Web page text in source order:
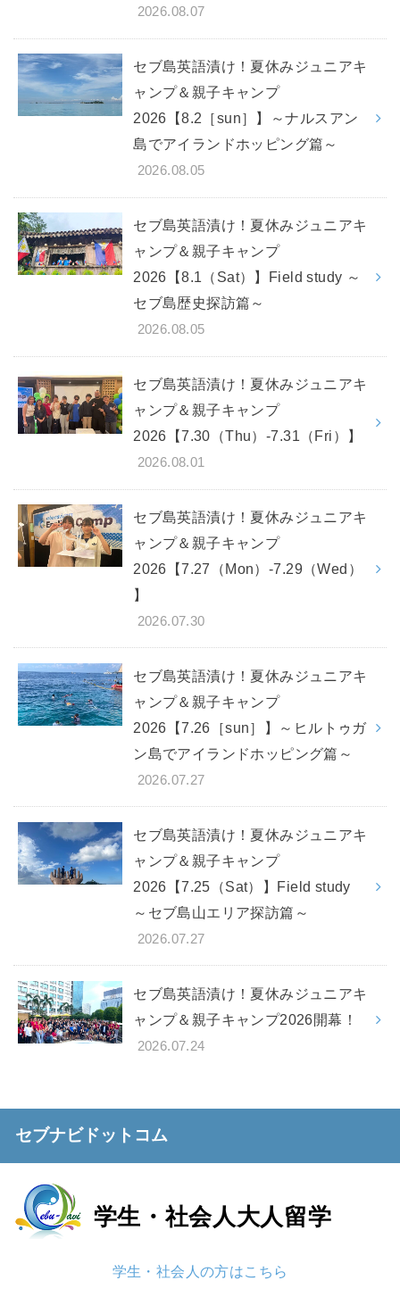
2026.08.07
セブ島英語漬け！夏休みジュニアキ
ャンプ＆親子キャンプ
2026【8.2［sun］】～ナルスアン
島でアイランドホッピング篇～
2026.08.05
セブ島英語漬け！夏休みジュニアキ
ャンプ＆親子キャンプ
2026【8.1（Sat）】Field study ～
セブ島歴史探訪篇～
2026.08.05
セブ島英語漬け！夏休みジュニアキ
ャンプ＆親子キャンプ
2026【7.30（Thu）-7.31（Fri）】
2026.08.01
セブ島英語漬け！夏休みジュニアキ
ャンプ＆親子キャンプ
2026【7.27（Mon）-7.29（Wed）
】
2026.07.30
セブ島英語漬け！夏休みジュニアキ
ャンプ＆親子キャンプ
2026【7.26［sun］】～ヒルトゥガ
ン島でアイランドホッピング篇～
2026.07.27
セブ島英語漬け！夏休みジュニアキ
ャンプ＆親子キャンプ
2026【7.25（Sat）】Field study
～セブ島山エリア探訪篇～
2026.07.27
セブ島英語漬け！夏休みジュニアキ
ャンプ＆親子キャンプ2026開幕！
2026.07.24
セブナビドットコム
学生・社会人大人留学
学生・社会人の方はこちら